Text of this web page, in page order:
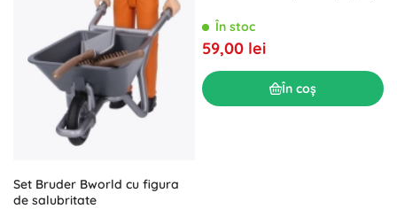
Set Bruder Bworld cu figura
de salubritate
În stoc
59,00 lei
În coș